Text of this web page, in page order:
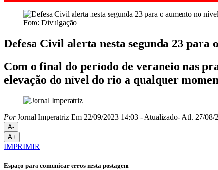
Foto: Divulgação
Defesa Civil alerta nesta segunda 23 para
Com o final do período de veraneio nas
elevação do nível do rio a qualquer
PorJornal Imperatriz Em 22/09/2023 14:03 - Atualizado- Atl. 27/08/
A-
A+
IMPRIMIR
Espaço para comunicar erros nesta postagem